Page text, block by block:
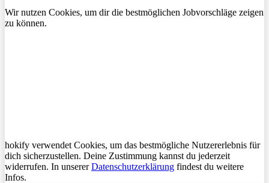
Wir nutzen Cookies, um dir die bestmöglichen Jobvorschläge zeigen
zu können.
hokify verwendet Cookies, um das bestmögliche Nutzererlebnis für
dich sicherzustellen. Deine Zustimmung kannst du jederzeit
widerrufen. In unsererDatenschutzerklärung findest du weitere
Infos.